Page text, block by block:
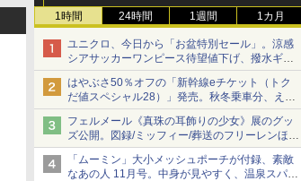
1時間 24時間 1週間 1カ月
ユニクロ、今日から「お盆特別セール」。涼感
シアサッカーワンピース待望値下げ、撥水ギア
ショーツは1990円に
はやぶさ50％オフの「新幹線eチケット（トク
だ値スペシャル28）」発売。秋冬乗車分、えき
ねっと限定
フェルメール《真珠の耳飾りの少女》展のグッ
ズ公開。図録/ミッフィー/葬送のフリーレンほ
か、注目ブランドコラボが実現
「ムーミン」大小メッシュポーチが付録、素敵
なあの人 11月号。中身が見やすく、温泉スパに